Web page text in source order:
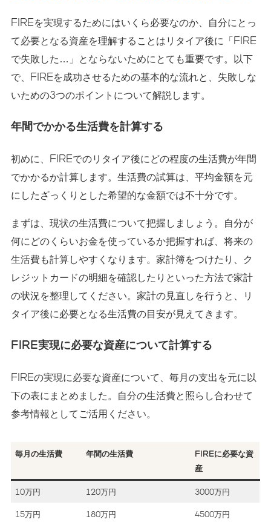
FIREを実現するためにはいくら必要なのか、自分にとっ
て必要となる資産を理解することはリタイア後に「FIRE
で失敗した…」とならないためにとても重要です。以下
で、FIREを成功させるための基本的な流れと、失敗しな
いための3つのポイントについて解説します。
年間でかかる生活費を計算する
初めに、FIREでのリタイア後にどの程度の生活費が年間
でかかるか計算します。生活費の試算は、平均金額を元
にしたざっくりとした希望的な金額では不十分です。
まずは、現状の生活費について把握しましょう。自分が
何にどのくらいお金を使っているか把握すれば、将来の
生活費も計算しやすくなります。家計簿をつけたり、ク
レジットカードの明細を確認したりといった方法で家計
の状況を整理してください。家計の見直しを行うと、リ
タイア後に必要となる生活費の目安が見えてきます。
FIRE実現に必要な資産について計算する
FIREの実現に必要な資産について、毎月の支出を元に以
下の表にまとめました。自分の生活費と照らし合わせて
参考情報としてご活用ください。
毎月の生活費 年間の生活費
FIREに必要な資
産
10万円 120万円 3000万円
15万円 180万円 4500万円